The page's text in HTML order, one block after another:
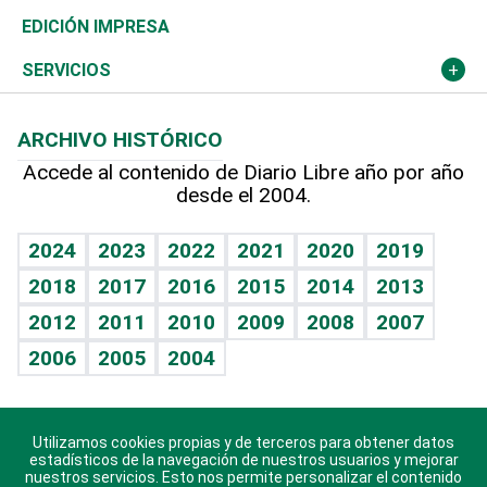
Caribe
Resto del mundo
Global y variable
Economía personal
Novedades
Podcast Arte Libre
Hablando con el pediatra
Vida y familia
Eñe
Celebrando la vida
Sin complejos
En pocas palabras
Escuchando al corazón
Olimpismo
Más deportes
TBT Deportivo
Noticiero Poteleche
Columnistas
Más firmas
Martes de tecnología
Cambio climático
Deportes
Opinión
Hecho en casa
Guía del dinero
EDICIÓN IMPRESA
SERVICIOS
Cumpleaños
Horóscopos
Crucigramas
ARCHIVO HISTÓRICO
Accede al contenido de Diario Libre año por año
desde el 2004.
2024 2023 2022 2021 2020
2019
2018
2017 2016 2015 2014
2013
2012
2011 2010 2009 2008
2007
2006
2005 2004
Descarga nuestras aplicaciones para Android, iOS y
sistema Huawei.
Utilizamos cookies propias y de terceros para obtener datos
estadísticos de la navegación de nuestros usuarios y mejorar
nuestros servicios. Esto nos permite personalizar el contenido